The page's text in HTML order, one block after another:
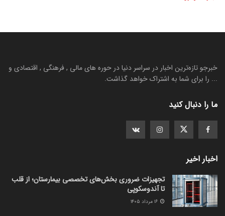
خبرجو تازه‌ترین اخبار در سراسر دنیا در حوره های مالی , فرهنگی , اقتصادی و
... را برای شما به اشتراک خواهد گذاشت.
ما را دنبال کنید
اخبار اخیر
تجهیزات ضروری بخش‌های تخصصی بیمارستان؛ از قلب
تا آندوسکوپی